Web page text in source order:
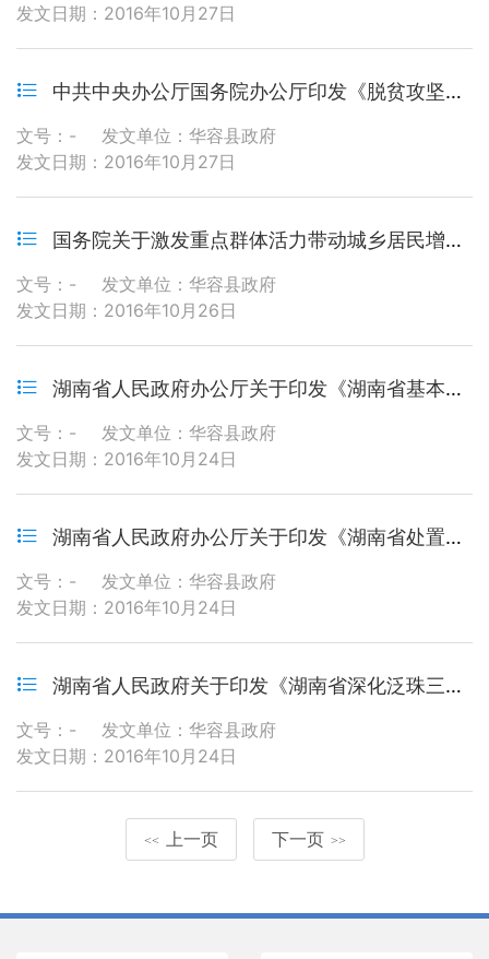
发文日期：2016年10月27日
中共中央办公厅国务院办公厅印发《脱贫攻坚责任制实施办法》
文号：-
发文单位：华容县政府
发文日期：2016年10月27日
国务院关于激发重点群体活力带动城乡居民增收的实施意见
文号：-
发文单位：华容县政府
发文日期：2016年10月26日
湖南省人民政府办公厅关于印发《湖南省基本公共服务清单》的通知
文号：-
发文单位：华容县政府
发文日期：2016年10月24日
湖南省人民政府办公厅关于印发《湖南省处置非法集资事件应急预案》的通知
文号：-
发文单位：华容县政府
发文日期：2016年10月24日
湖南省人民政府关于印发《湖南省深化泛珠三角区域合作实施方案》的通知
文号：-
发文单位：华容县政府
发文日期：2016年10月24日
<< 上一页 下一页 >>